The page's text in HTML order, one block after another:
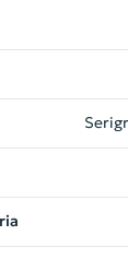
ambiente di
i nostri
promuovere